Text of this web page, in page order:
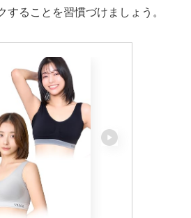
することを習慣づけましょう。